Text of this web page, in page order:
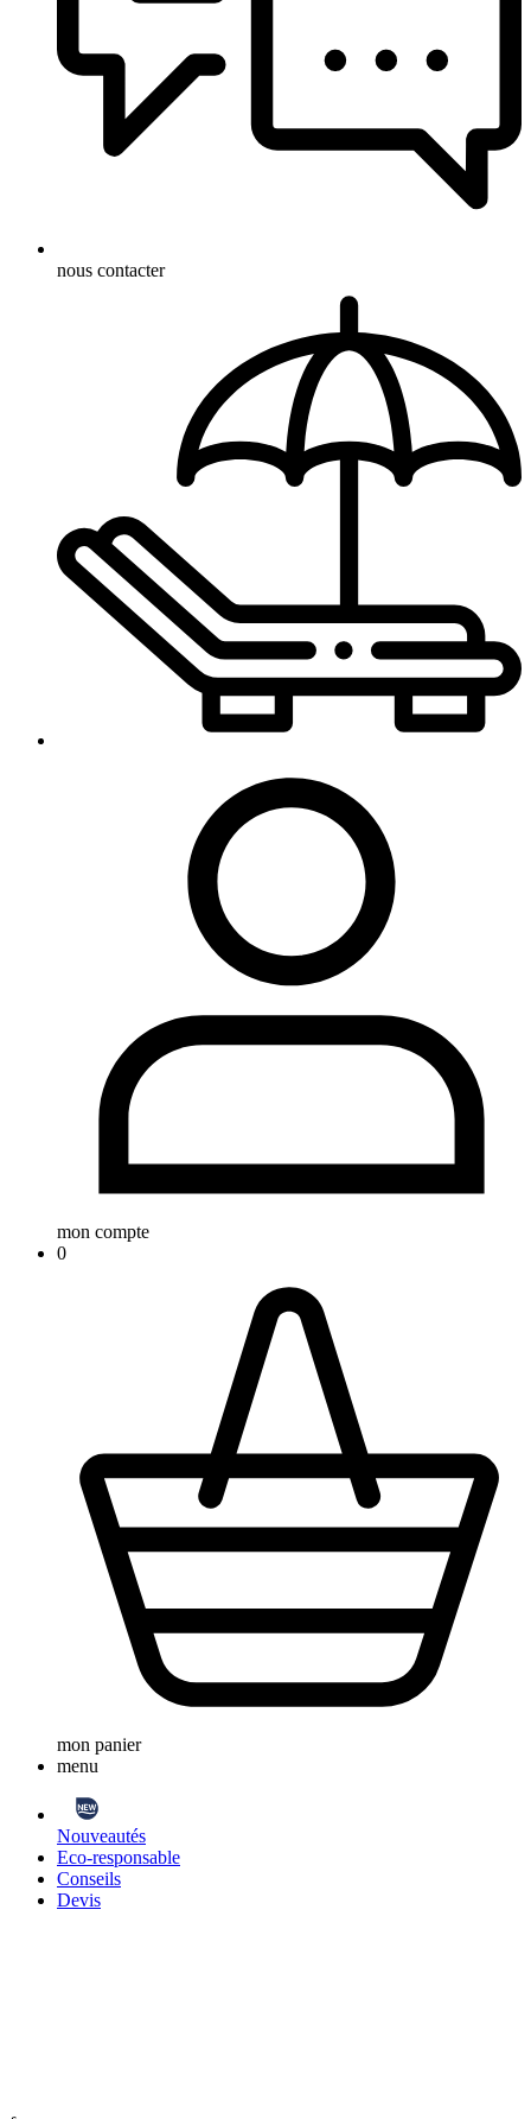
nous contacter
mon compte
0
mon panier
menu
Nouveautés
Eco-responsable
Conseils
Devis